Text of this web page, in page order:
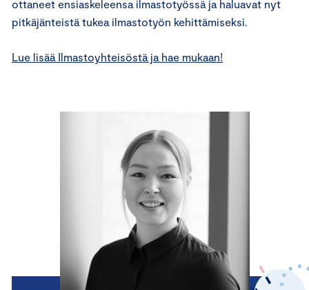
ottaneet ensiaskeleensa ilmastotyössä ja haluavat nyt
pitkäjänteistä tukea ilmastotyön kehittämiseksi.
Lue lisää Ilmastoyhteisöstä ja hae mukaan!